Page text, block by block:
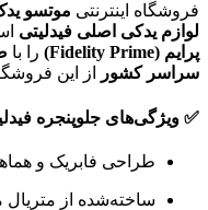
فروشگاه اینترنتی موتسو
لوازم یدکی اصلی فیدلیتی
پرایم (Fidelity Prime)
را با
سراسر کشور
از این
✅ ویژگی‌های جلوپنجره
طراحی فابریک و
ساخته‌شده از متریال